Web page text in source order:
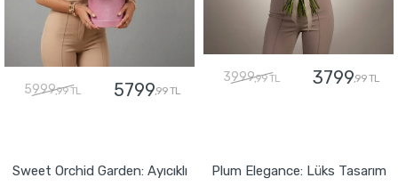
5999,99 TL 5799,99 TL
3999,99 TL 3799,99 TL
Sweet Orchid Garden: Ayıcıklı
Plum Elegance: Lüks Tasarım